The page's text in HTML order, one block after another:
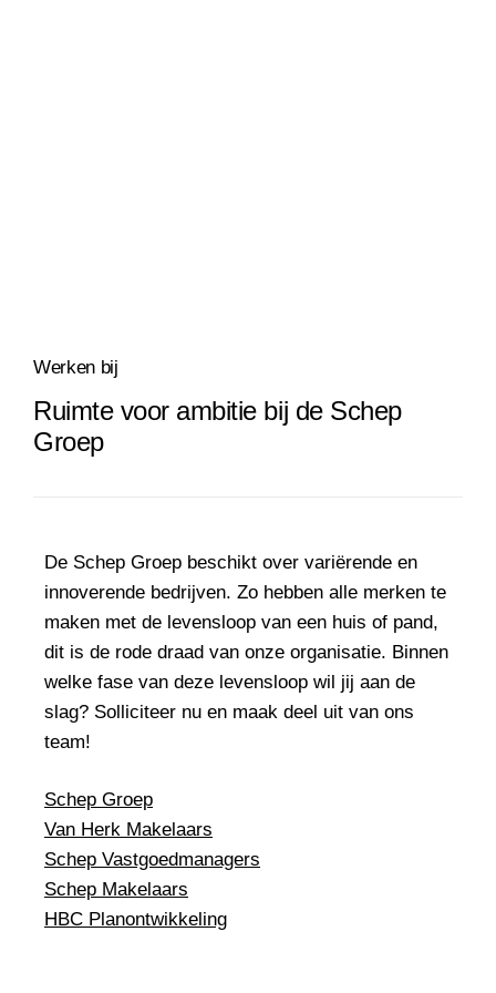
Werken bij
Ruimte voor ambitie bij de Schep
Groep
De Schep Groep beschikt over variërende en
innoverende bedrijven. Zo hebben alle merken te
maken met de levensloop van een huis of pand,
dit is de rode draad van onze organisatie. Binnen
welke fase van deze levensloop wil jij aan de
slag? Solliciteer nu en maak deel uit van ons
team!
Schep Groep
Van Herk Makelaars
Schep Vastgoedmanagers
Schep Makelaars
HBC Planontwikkeling